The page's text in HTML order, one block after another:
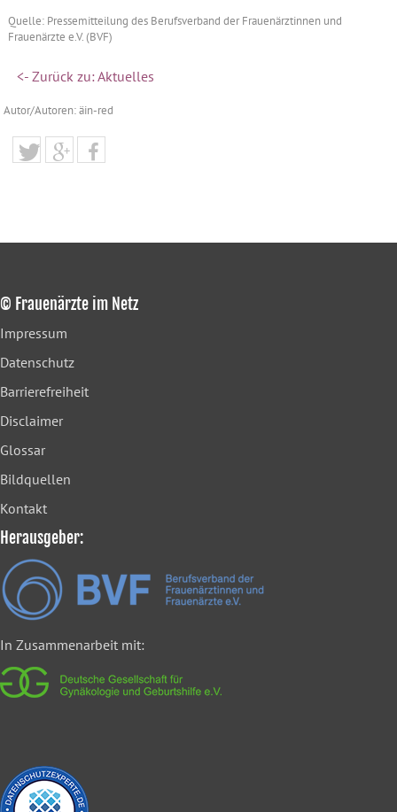
Quelle: Pressemitteilung des Berufsverband der Frauenärztinnen und
Frauenärzte e.V. (BVF)
<- Zurück zu: Aktuelles
Autor/Autoren: äin-red
© Frauenärzte im Netz
Impressum
Datenschutz
Barrierefreiheit
Disclaimer
Glossar
Bildquellen
Kontakt
Herausgeber:
In Zusammenarbeit mit: